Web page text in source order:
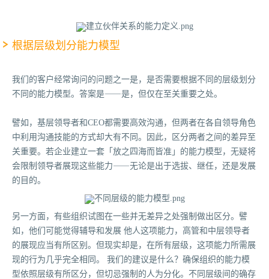
根据层级划分能力模型
我们的客户经常询问的问题之一是，是否需要根据不同的层级划分
不同的能力模型。答案是⸺是，但仅在至关重要之处。
譬如，基层领导者和CEO都需要高效沟通，但两者在各自领导角色
中利用沟通技能的方式却大有不同。因此，区分两者之间的差异至
关重要。若企业建立一套「放之四海而皆准」的能力模型，无疑将
会限制领导者展现这些能力⸺无论是出于选拔、继任，还是发展
的目的。
另一方面，有些组织试图在一些并无差异之处强制做出区分。譬
如，他们可能觉得辅导和发展 他人这项能力，高管和中层领导者
的展现应当有所区别。但现实却是，在所有层级，这项能力所需展
现的行为几乎完全相同。 我们的建议是什么？确保组织的能力模
型依照层级有所区分，但切忌强制的人为分化。不同层级间的确存